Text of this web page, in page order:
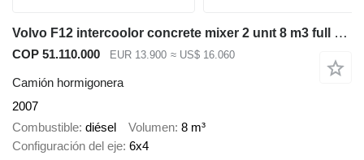
Volvo F12 intercoolor concrete mixer 2 unıt 8 m3 full stell axel
COP 51.110.000 EUR 13.900 ≈ US$ 16.060
Camión hormigonera
2007
Combustible diésel Volumen 8 m³
Configuración del eje 6x4